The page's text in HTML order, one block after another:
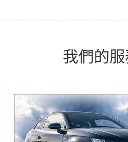
我們的